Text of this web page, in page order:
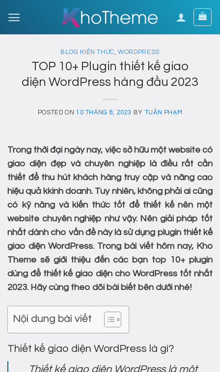
to
content
BLOG KIẾN THỨC,WORDPRESS
TOP 10+ Plugin thiết kế giao
diện WordPress hàng đầu 2023
POSTED ON 10 THÁNG 8, 2023 BY TUẤN PHẠM
Trong thời đại ngày nay, việc sở hữu một website có
giao diện đẹp và chuyên nghiệp là điều rất cần
thiết để thu hút khách hàng truy cập và nâng cao
hiệu quả kkinh doanh. Tuy nhiên, không phải ai cũng
có kỹ năng và kiến thức tốt để thiết kế nên một
website chuyên nghiệp như vậy. Nên giải pháp tốt
nhất dành cho vấn đề này là sử dụng plugin thiết kế
giao diện WordPress. Trong bài viết hôm nay, Kho
Theme sẽ giới thiệu đến các bạn top 10+ plugin
dùng để thiết kế giao diện cho WordPress tốt nhất
2023. Hãy cùng theo dõi bài biết bên dưới nhé!
Nội dung bài viết
Thiết kế giao diện WordPress là gì?
Thiết kế giao diện WordPress là một